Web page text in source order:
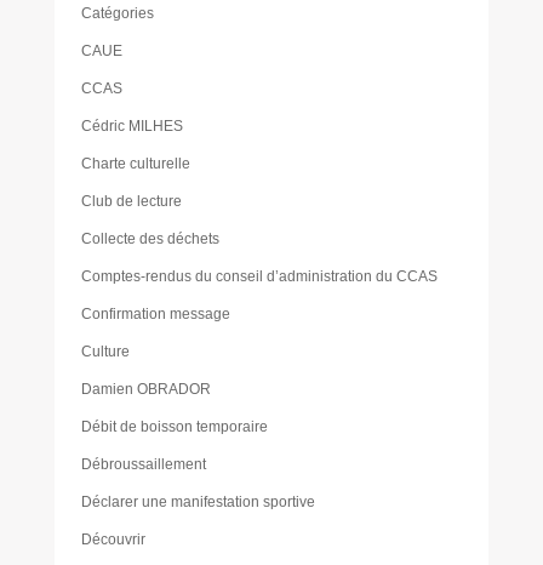
Catégories
CAUE
CCAS
Cédric MILHES
Charte culturelle
Club de lecture
Collecte des déchets
Comptes-rendus du conseil d’administration du CCAS
Confirmation message
Culture
Damien OBRADOR
Débit de boisson temporaire
Débroussaillement
Déclarer une manifestation sportive
Découvrir